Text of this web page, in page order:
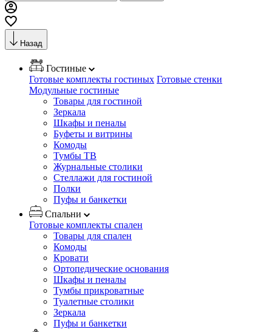
Назад
Гостиные
Готовые комплекты гостиных Готовые стенки
Модульные гостиные
Товары для гостиной
Зеркала
Шкафы и пеналы
Буфеты и витрины
Комоды
Тумбы ТВ
Журнальные столики
Стеллажи для гостиной
Полки
Пуфы и банкетки
Спальни
Готовые комплекты спален
Товары для спален
Комоды
Кровати
Ортопедические основания
Шкафы и пеналы
Тумбы прикроватные
Туалетные столики
Зеркала
Пуфы и банкетки